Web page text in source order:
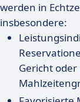
werden in
insbesondere:
Gericht